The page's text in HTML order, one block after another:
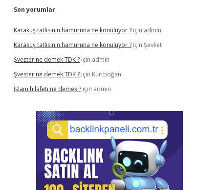
Son yorumlar
Karakuş tatlısının hamuruna ne konuluyor ? için admin
Karakuş tatlısının hamuruna ne konuluyor ? için Şevket
Şvester ne demek TDK ? için admin
Şvester ne demek TDK ? için Kurtboğan
İslam hilafeti ne demek ? için admin